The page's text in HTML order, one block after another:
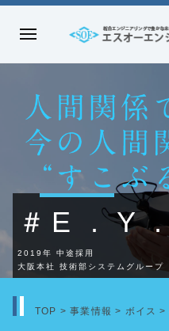
コ
オ
ー
エ
ン
ジ
ア
リ
ン
株
メ
ニ
年
途
採
用
2024.09.30
by
＃E . Y .
2019年 中途採用
大阪本社 技術部システムグループ
TOP >事業情報 > ボイス >